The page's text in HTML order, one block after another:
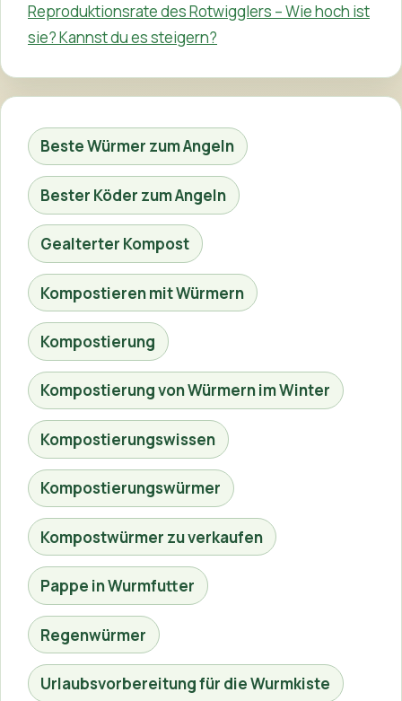
Reproduktionsrate des Rotwigglers – Wie hoch ist
sie? Kannst du es steigern?
Beste Würmer zum Angeln
Bester Köder zum Angeln
Gealterter Kompost
Kompostieren mit Würmern
Kompostierung
Kompostierung von Würmern im Winter
Kompostierungswissen
Kompostierungswürmer
Kompostwürmer zu verkaufen
Pappe in Wurmfutter
Regenwürmer
Urlaubsvorbereitung für die Wurmkiste